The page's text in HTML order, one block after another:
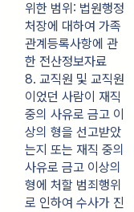
위한 범위: 법원행정
처장에 대하여 가족
관계등록사항에 관
한 전산정보자료
8. 교직원 및 교직원
이었던 사람이 재직
중의 사유로 금고 이
상의 형을 선고받았
는지 또는 재직 중의
사유로 금고 이상의
형에 처할 범죄행위
로 인하여 수사가 진